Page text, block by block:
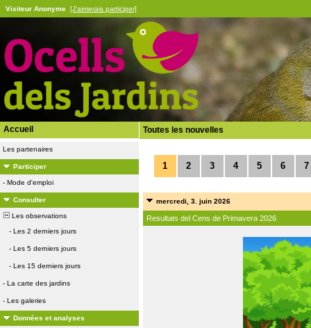
Visiteur Anonyme [J'aimerais participer]
Accueil
Les partenaires
Participer
- Mode d'emploi
Consulter
Les observations
- Les 2 derniers jours
- Les 5 derniers jours
- Les 15 derniers jours
- La carte des jardins
- Les galeries
Données et analyses
Toutes les nouvelles
1 2 3 4 5 6 7
mercredi, 3. juin 2026
Resultats del Cens de Primavera 2026